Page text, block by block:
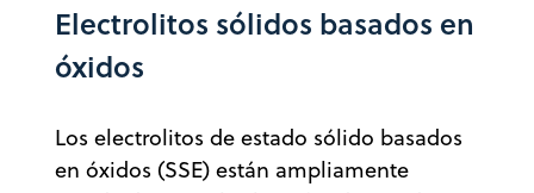
Electrolitos sólidos basados en
óxidos
Los electrolitos de estado sólido basados
en óxidos (SSE) están ampliamente